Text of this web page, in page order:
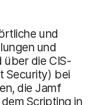
und
und
über die CIS-
Security) bei
die Jamf
Scripting in